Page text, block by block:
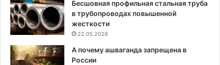
Бесшовная профильная стальная труба
в трубопроводах повышенной
жесткости
22.05.2026
А почему ашваганда запрещена в
России